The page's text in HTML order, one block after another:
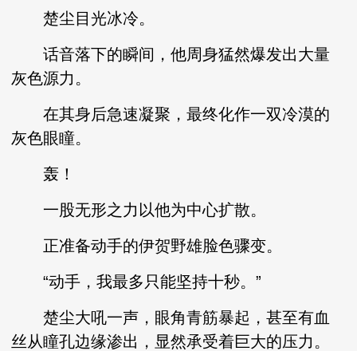
楚尘目光冰冷。
话音落下的瞬间，他周身猛然爆发出大量
灰色源力。
在其身后急速凝聚，最终化作一双冷漠的
灰色眼瞳。
轰！
一股无形之力以他为中心扩散。
正准备动手的伊贺野雄脸色骤变。
“动手，我最多只能坚持十秒。”
楚尘大吼一声，眼角青筋暴起，甚至有血
丝从瞳孔边缘渗出，显然承受着巨大的压力。